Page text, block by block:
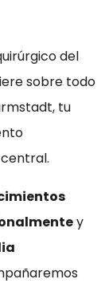
del
sobre todo
tu
y